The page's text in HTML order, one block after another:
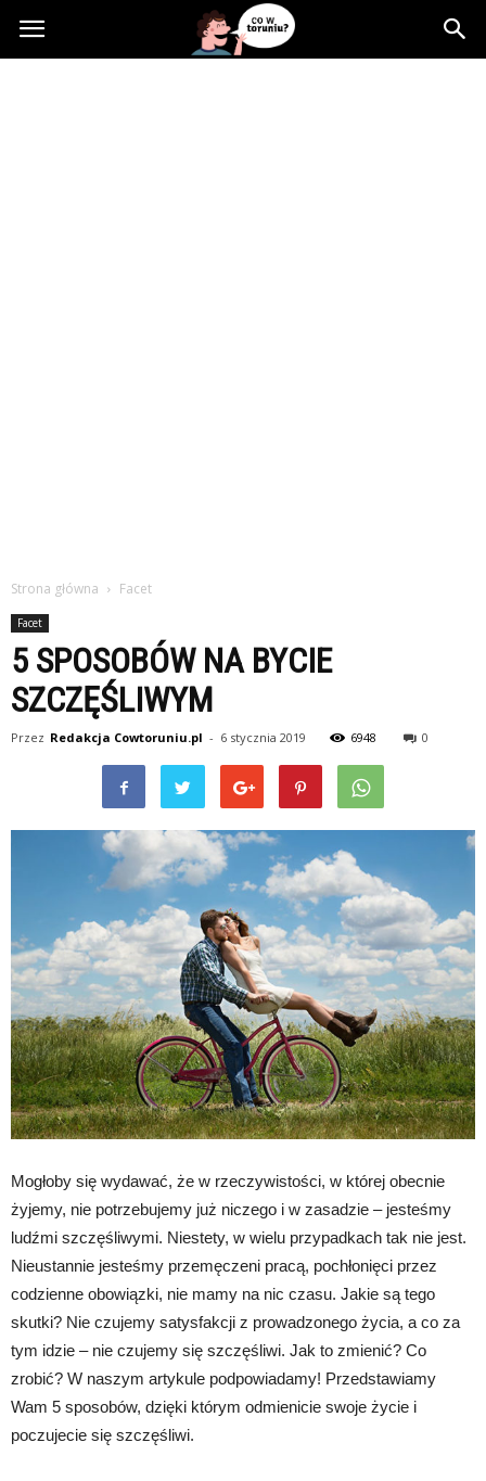
Cowtoruniu.pl
Strona główna Facet
Facet
5 SPOSOBÓW NA BYCIE
SZCZĘŚLIWYM
Przez Redakcja Cowtoruniu.pl - 6 stycznia 2019 6948 0
Mogłoby się wydawać, że w rzeczywistości, w której obecnie
żyjemy, nie potrzebujemy już niczego i w zasadzie – jesteśmy
ludźmi szczęśliwymi. Niestety, w wielu przypadkach tak nie jest.
Nieustannie jesteśmy przemęczeni pracą, pochłonięci przez
codzienne obowiązki, nie mamy na nic czasu. Jakie są tego
skutki? Nie czujemy satysfakcji z prowadzonego życia, a co za
tym idzie – nie czujemy się szczęśliwi. Jak to zmienić? Co
zrobić? W naszym artykule podpowiadamy! Przedstawiamy
Wam 5 sposobów, dzięki którym odmienicie swoje życie i
poczujecie się szczęśliwi.